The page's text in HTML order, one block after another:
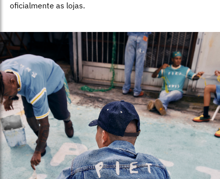
oficialmente as lojas.